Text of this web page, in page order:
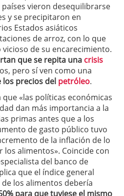
países vieron desequilibrarse
y se precipitaron en
Estados asiáticos
de arroz, con lo que
de su encarecimiento.
que se repita una crisis
pero sí ven como una
los precios del petróleo.
«las políticas económicas
dan más importancia a la
primas antes que a los
de gasto público tuvo
de la inflación de lo
alimentos». Coincide con
del banco de
que el índice general
los alimentos debería
para que tuviese el mismo